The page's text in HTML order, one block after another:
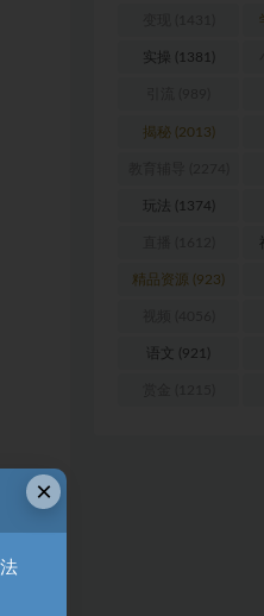
实操 (1381)
揭秘(2013)
玩法 (1374)
精品资源 (923)
语文 (921)
×